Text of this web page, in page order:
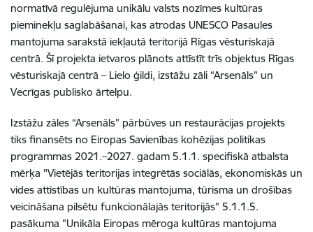
normatīvā regulējuma unikālu valsts nozīmes kultūras
pieminekļu saglabāšanai, kas atrodas UNESCO Pasaules
mantojuma sarakstā iekļautā teritorijā Rīgas vēsturiskajā
centrā. Šī projekta ietvaros plānots attīstīt trīs objektus Rīgas
vēsturiskajā centrā – Lielo ģildi, izstāžu zāli “Arsenāls” un
Vecrīgas publisko ārtelpu.
Izstāžu zāles “Arsenāls” pārbūves un restaurācijas projekts
tiks finansēts no Eiropas Savienības kohēzijas politikas
programmas 2021.–2027. gadam 5.1.1. specifiskā atbalsta
mērķa "Vietējās teritorijas integrētās sociālās, ekonomiskās un
vides attīstības un kultūras mantojuma, tūrisma un drošības
veicināšana pilsētu funkcionālajās teritorijās" 5.1.1.5.
pasākuma "Unikāla Eiropas mēroga kultūras mantojuma